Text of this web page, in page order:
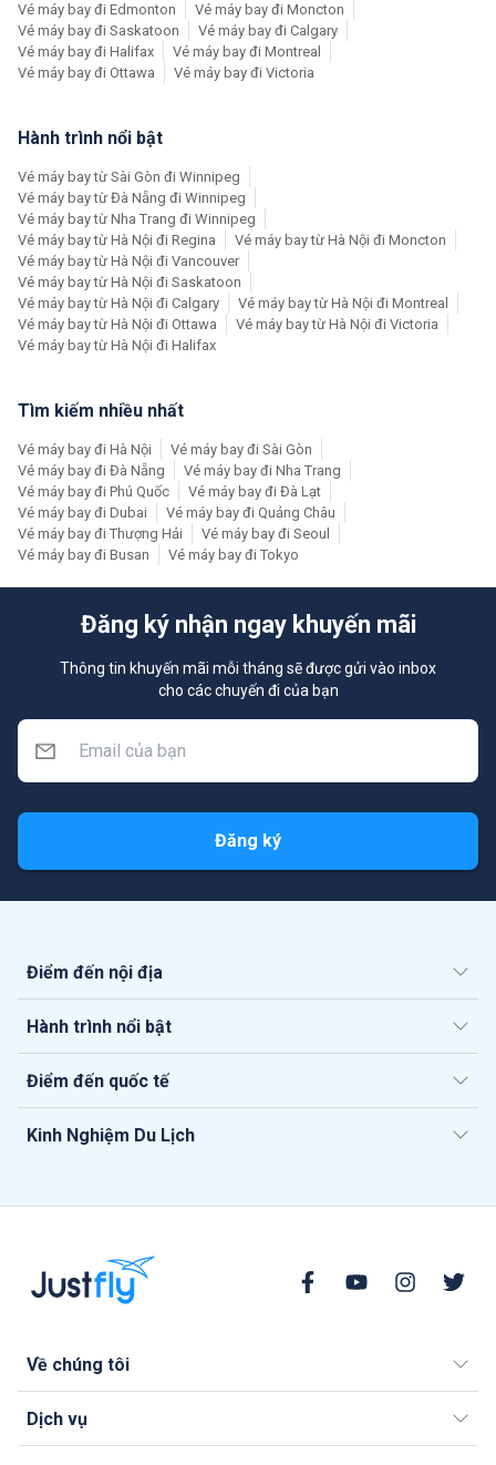
Vé máy bay đi Edmonton
Vé máy bay đi Moncton
Vé máy bay đi Saskatoon
Vé máy bay đi Calgary
Vé máy bay đi Halifax
Vé máy bay đi Montreal
Vé máy bay đi Ottawa
Vé máy bay đi Victoria
Hành trình nổi bật
Vé máy bay từ Sài Gòn đi Winnipeg
Vé máy bay từ Đà Nẵng đi Winnipeg
Vé máy bay từ Nha Trang đi Winnipeg
Vé máy bay từ Hà Nội đi Regina
Vé máy bay từ Hà Nội đi Moncton
Vé máy bay từ Hà Nội đi Vancouver
Vé máy bay từ Hà Nội đi Saskatoon
Vé máy bay từ Hà Nội đi Calgary
Vé máy bay từ Hà Nội đi Montreal
Vé máy bay từ Hà Nội đi Ottawa
Vé máy bay từ Hà Nội đi Victoria
Vé máy bay từ Hà Nội đi Halifax
Tìm kiếm nhiều nhất
Vé máy bay đi Hà Nội
Vé máy bay đi Sài Gòn
Vé máy bay đi Đà Nẵng
Vé máy bay đi Nha Trang
Vé máy bay đi Phú Quốc
Vé máy bay đi Đà Lạt
Vé máy bay đi Dubai
Vé máy bay đi Quảng Châu
Vé máy bay đi Thượng Hải
Vé máy bay đi Seoul
Vé máy bay đi Busan
Vé máy bay đi Tokyo
Đăng ký nhận ngay khuyến mãi
Thông tin khuyến mãi mỗi tháng sẽ được gửi vào inbox
cho các chuyến đi của bạn
Đăng ký
Điểm đến nội địa
Hành trình nổi bật
Điểm đến quốc tế
Kinh Nghiệm Du Lịch
Về chúng tôi
Dịch vụ